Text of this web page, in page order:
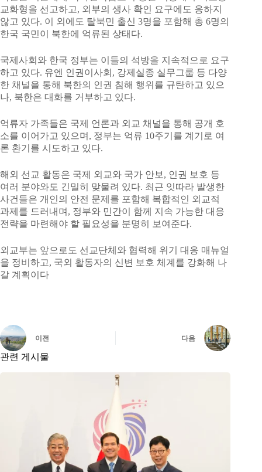
교화형을 선고하고, 외부의 생사 확인 요구에도 응하지
않고 있다. 이 외에도 탈북민 출신 3명을 포함해 총 6명의
한국 국민이 북한에 억류된 상태다.
국제사회와 한국 정부는 이들의 석방을 지속적으로 요구
하고 있다. 유엔 인권이사회, 강제실종 실무그룹 등 다양
한 채널을 통해 북한의 인권 침해 행위를 규탄하고 있으
나, 북한은 대화를 거부하고 있다.
억류자 가족들은 국제 언론과 외교 채널을 통해 공개 호
소를 이어가고 있으며, 정부는 억류 10주기를 계기로 여
론 환기를 시도하고 있다.
해외 선교 활동은 국제 외교와 국가 안보, 인권 보호 등
여러 분야와도 긴밀히 맞물려 있다. 최근 잇따라 발생한
사건들은 개인의 안전 문제를 포함해 복합적인 외교적
과제를 드러내며, 정부와 민간이 함께 지속 가능한 대응
전략을 마련해야 할 필요성을 분명히 보여준다.
외교부는 앞으로도 선교단체와 협력해 위기 대응 매뉴얼
을 정비하고, 국외 활동자의 신변 보호 체계를 강화해 나
갈 계획이다
이전 다음
관련 게시물